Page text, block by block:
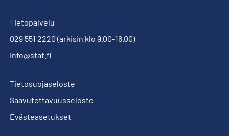
Tietopalvelu
029 551 2220 (arkisin klo 9.00-16.00)
info@stat.fi
Tietosuojaseloste
Saavutettavuusseloste
Evästeasetukset